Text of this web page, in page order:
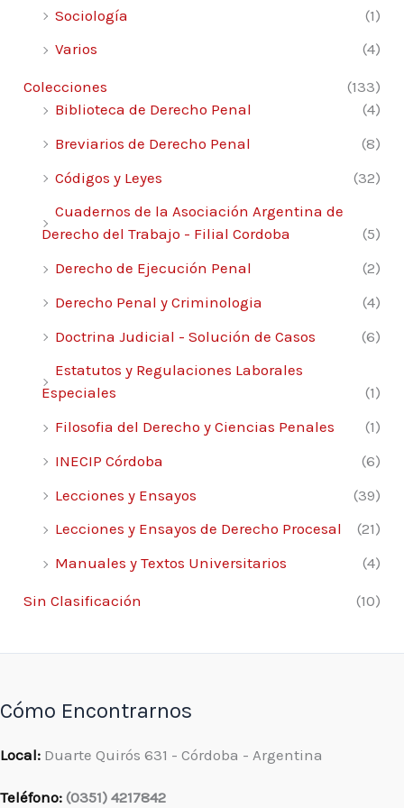
8.1. Una nueva regulación y nuevas reglas
8.2. Las regulaciones probatorias del nuevo
ordenamiento 144
8.3. Tipo de verdad procesal que trasunta 146
8.5. La casuísitica de un nuevo
ordenamiento 152
8.6. Modelos de escritos 180
Interpone reconsideración por distribución
Capítulo IX
Aspectos generales de los medios de prueba
9.2. El justo punto de las formas 184
9.3. Los medios regulados 186
9.4. Los medios no regulados 186
de prueba
no regulados 190
Prueba confesional
Sociología
(1)
Varios
(4)
Colecciones
(133)
Biblioteca de Derecho Penal
(4)
Breviarios de Derecho Penal
(8)
Códigos y Leyes
(32)
Cuadernos de la Asociación Argentina de
Derecho del Trabajo - Filial Cordoba
(5)
Derecho de Ejecución Penal
(2)
Derecho Penal y Criminologia
(4)
Doctrina Judicial - Solución de Casos
(6)
Estatutos y Regulaciones Laborales
Especiales
(1)
Filosofia del Derecho y Ciencias Penales
(1)
INECIP Córdoba
(6)
Lecciones y Ensayos
(39)
Lecciones y Ensayos de Derecho Procesal
(21)
Manuales y Textos Universitarios
(4)
Sin Clasificación (10)
Cómo Encontrarnos
Local: Duarte Quirós 631 - Córdoba - Argentina
Teléfono: (0351) 4217842